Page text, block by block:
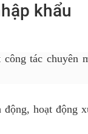
khẩu
tác chuyên
hoạt động